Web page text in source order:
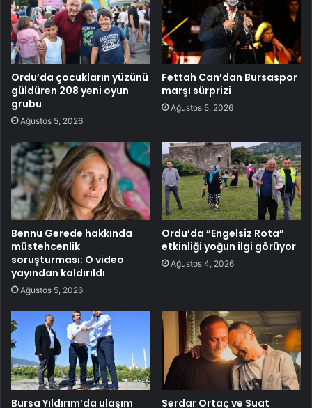
Ordu’da çocukların yüzünü
güldüren 208 yeni oyun
grubu
Ağustos 5, 2026
Fettah Can’dan Bursaspor
marşı sürprizi
Ağustos 5, 2026
Bennu Gerede hakkında
müstehcenlik
soruşturması: O video
yayından kaldırıldı
Ağustos 5, 2026
Ordu’da “Engelsiz Rota”
etkinliği yoğun ilgi görüyor
Ağustos 4, 2026
Bursa Yıldırım’da ulaşım Serdar Ortaç ve Suat